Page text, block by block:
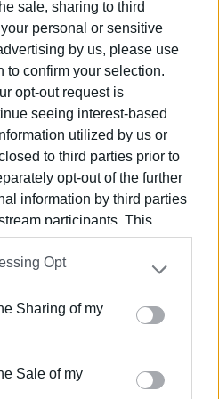
sale, sharing to third
personal or sensitive
by us, please use
to confirm your selection.
opt-out request is
seeing interest-based
utilized by us or
to third parties prior to
opt-out of the further
information by third parties
participants. This
by us to third parties
Participants
that may
third parties.
app uses one or more
gather and store information
to grant or deny consent to
Opt
Sharing of my
Sale of my
επικαλείται επίσης
άρθρο.
πονηρού, διότι οι εγκύκλιοι
δε δημιουργούν νόμους.
ότι μεταφέρει την ευθύνη
τμημάτων και στον
κενά, βάζοντας ουσιαστικά το
και βαφτίζοντας τον
Θέτοντας με τον τρόπο
γιατρούς ( οι οποίοι
Γυρνώντας το ΕΣΥ πολλές
τα έκαναν όλα γιατί δεν